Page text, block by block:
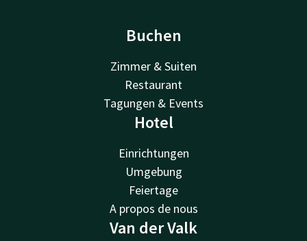
Buchen
Zimmer & Suiten
Restaurant
Tagungen & Events
Hotel
Einrichtungen
Umgebung
Feiertage
A propos de nous
Van der Valk